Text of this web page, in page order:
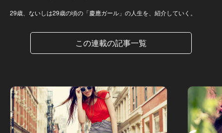
29歳、ないしは29歳の頃の「慶應ガール」の人生を、紹介していく。
この連載の記事一覧